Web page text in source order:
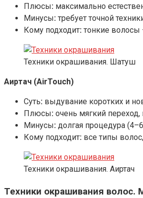
Плюсы: максимально
Минусы: требует точной
Кому подходит: тонкие волосы
Техники окрашивания. Шатуш
Аиртач (AirTouch)
Суть: выдувание коротких и
Плюсы: очень мягкий
Минусы: долгая процедура
Кому подходит: все типы
Техники окрашивания. Аиртач
Техники окрашивания волос.